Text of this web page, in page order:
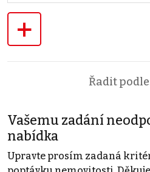
+
Řadit
Vašemu zadání
nabídka
Upravte prosím zadaná